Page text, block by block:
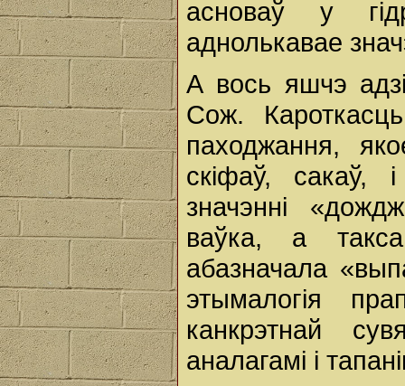
асноваў у
аднолькавае
А вось яшчэ
Сож.
паходжання,
скіфаў, сакаў,
значэнні
ваўка, а
абазначала
этымалогія
канкрэтнай
аналагамі i